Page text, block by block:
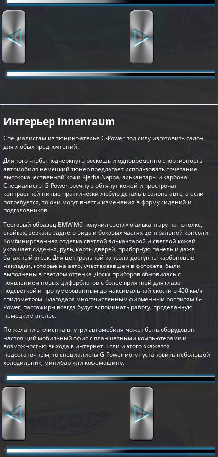
Интерьер Innenraum
Специалистам из тюнинг-ателье G-Power под силу изготовить салон
для любых предпочтений.
Для того чтобы подчеркнуть роскошь и одновременно спортивность
автомобиля немецкий тюнер предлагает использовать сочетание
высококачественной кожи Kjerba Nappa, алькантары и карбона.
Специалисты G-Power вручную обтянут кожей и прострочат
контрастной нитью практически любую деталь в салоне авто, а если
потребуется, то они могут внести изменения в форму сидений и
подголовников.
Тестовый образец BMW M6 получил светлую алькантару на потолке,
стойках, зеркале заднего вида и боковых частях центральной консоли.
Комбинированная отделка светлой алькантарой и светлой кожей
украшает сиденья, руль, карты дверей, приборную панель и даже
багажный отсек. Для центральной консоли доступны карбоновые
накладки, которые на авто, участвовавшем в фотосете, были
выполнены в светлом оттенке. Доска приборов обновилась с
появлением новых циферблатов с более приятной для глаза
подсветкой и пронумерованным до максимальной скости в 400 км/ч
спидометром. Благодаря многочисленным фирменным росписям G-
Power, пассажиры всегда будут вспоминать работу, проделанную
немецким ателье.
По желанию клиента внутри автомобиля может быть оборудован
настоящий мобильный офис с планшетными компьютерами и
возможностью выхода в интернет. Если и этого окажется
недостаточным, то специалисты G-Power могут установить небольшой
холодильник, минибар или кофемашину.